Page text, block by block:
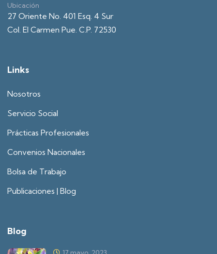
Ubicación
27 Oriente No. 401 Esq. 4 Sur
Col. El Carmen Pue. C.P. 72530
Links
Nosotros
Servicio Social
Prácticas Profesionales
Convenios Nacionales
Bolsa de Trabajo
Publicaciones | Blog
Blog